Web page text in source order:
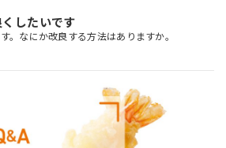
したいです
。なにか改良する方法はありますか。